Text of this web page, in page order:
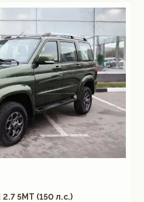
2.7 5МТ (150 л.с.)